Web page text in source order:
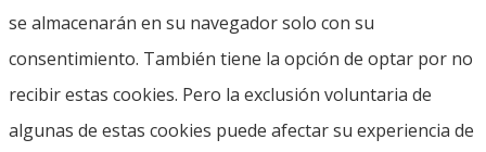
se almacenarán en su navegador solo con su
consentimiento. También tiene la opción de optar por no
recibir estas cookies. Pero la exclusión voluntaria de
algunas de estas cookies puede afectar su experiencia de